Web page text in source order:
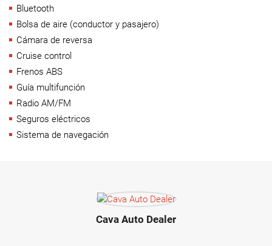
Bluetooth
Bolsa de aire (conductor y pasajero)
Cámara de reversa
Cruise control
Frenos ABS
Guía multifunción
Radio AM/FM
Seguros eléctricos
Sistema de navegación
Cava Auto Dealer